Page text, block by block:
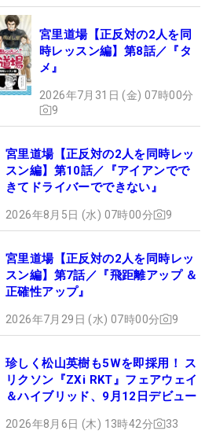
宮里道場【正反対の2人を同
時レッスン編】第8話／『タ
メ』
2026年7月31日 (金) 07時00分
9
宮里道場【正反対の2人を同時レッ
スン編】第10話／『アイアンでで
きてドライバーでできない』
2026年8月5日 (水) 07時00分 9
宮里道場【正反対の2人を同時レッ
スン編】第7話／『飛距離アップ ＆
正確性アップ』
2026年7月29日 (水) 07時00分 9
珍しく松山英樹も5Wを即採用！ ス
リクソン『ZXi RKT』フェアウェイ
＆ハイブリッド、9月12日デビュー
2026年8月6日 (木) 13時42分 33